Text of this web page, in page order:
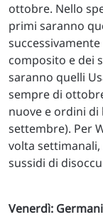
ottobre. Nello
primi saranno
composito e dei
saranno quelli
sempre di
nuove e ordini
settembre). Per
volta
sussidi di
Venerdì: